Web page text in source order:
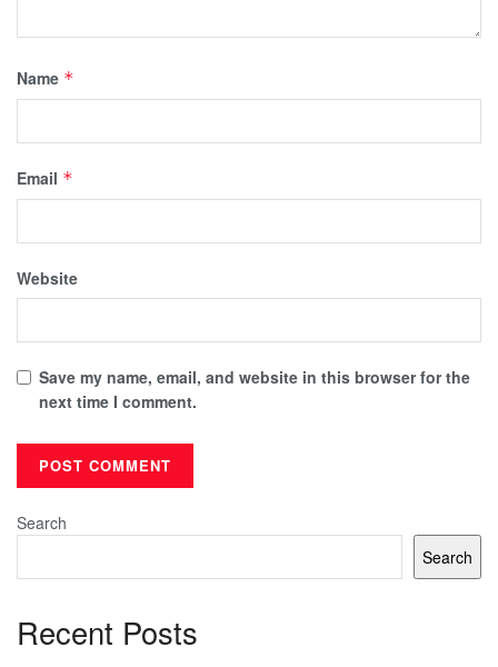
Name *
Email *
Website
Save my name, email, and website in this browser for the
next time I comment.
Search
Search
Recent Posts